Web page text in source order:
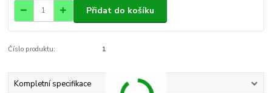
Přidat do košíku
Číslo produktu: 1
Kompletní specifikace